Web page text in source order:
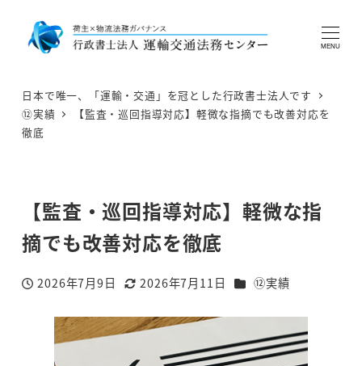
MENU
日本で唯一、「運輸・交通」を冠とした行政書士法人です
⑫実績
【監査・巡回指導対応】軽微な指摘でも改善対応を
徹底
【監査・巡回指導対応】軽微な指
摘でも改善対応を徹底
投稿日
2026年7月9日
更新日
2026年7月11日 カテゴリー
⑫実績